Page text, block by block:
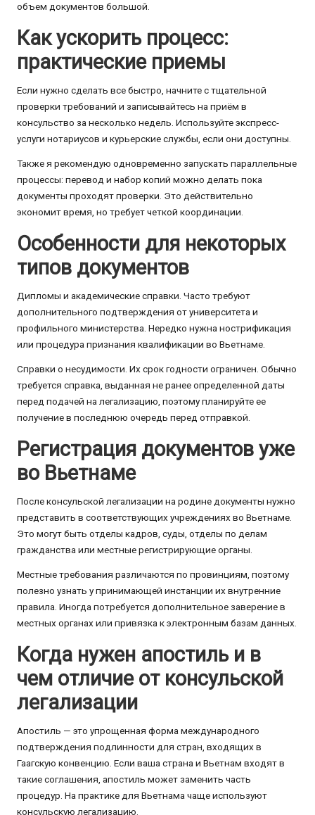
объем документов большой.
Как ускорить процесс:
практические приемы
Если нужно сделать все быстро, начните с тщательной
проверки требований и записывайтесь на приём в
консульство за несколько недель. Используйте экспресс-
услуги нотариусов и курьерские службы, если они доступны.
Также я рекомендую одновременно запускать параллельные
процессы: перевод и набор копий можно делать пока
документы проходят проверки. Это действительно
экономит время, но требует четкой координации.
Особенности для некоторых
типов документов
Дипломы и академические справки. Часто требуют
дополнительного подтверждения от университета и
профильного министерства. Нередко нужна нострификация
или процедура признания квалификации во Вьетнаме.
Справки о несудимости. Их срок годности ограничен. Обычно
требуется справка, выданная не ранее определенной даты
перед подачей на легализацию, поэтому планируйте ее
получение в последнюю очередь перед отправкой.
Регистрация документов уже
во Вьетнаме
После консульской легализации на родине документы нужно
представить в соответствующих учреждениях во Вьетнаме.
Это могут быть отделы кадров, суды, отделы по делам
гражданства или местные регистрирующие органы.
Местные требования различаются по провинциям, поэтому
полезно узнать у принимающей инстанции их внутренние
правила. Иногда потребуется дополнительное заверение в
местных органах или привязка к электронным базам данных.
Когда нужен апостиль и в
чем отличие от консульской
легализации
Апостиль — это упрощенная форма международного
подтверждения подлинности для стран, входящих в
Гаагскую конвенцию. Если ваша страна и Вьетнам входят в
такие соглашения, апостиль может заменить часть
процедур. На практике для Вьетнама чаще используют
консульскую легализацию.